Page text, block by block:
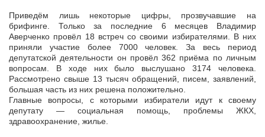
Приведём лишь некоторые цифры, прозвучавшие на
брифинге. Только за последние 6 месяцев Владимир
Аверченко провёл 18 встреч со своими избирателями. В них
приняли участие более 7000 человек. За весь период
депутатской деятельности он провёл 362 приёма по личным
вопросам. В ходе них было выслушано 3174 человека.
Рассмотрено свыше 13 тысяч обращений, писем, заявлений,
большая часть из них решена положительно.
Главные вопросы, с которыми избиратели идут к своему
депутату — социальная помощь, проблемы ЖКХ,
здравоохранение, жилье.